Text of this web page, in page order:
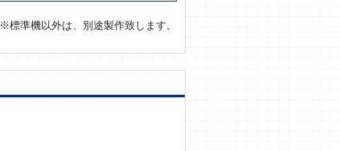
※標準機以外は、別途製作致します。